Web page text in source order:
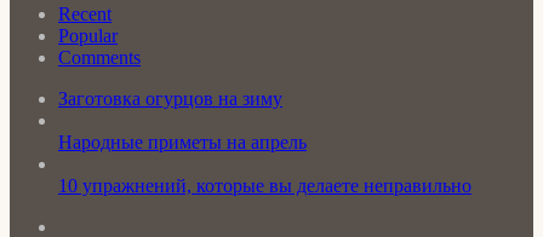
Recent
Popular
Comments
Заготовка огурцов на зиму
Народные приметы на апрель
10 упражнений, которые вы делаете неправильно